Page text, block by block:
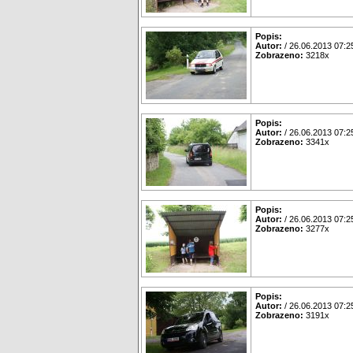
Popis:
Autor: / 26.06.2013
Zobrazeno: 3218x
Popis:
Autor: / 26.06.2013
Zobrazeno: 3341x
Popis:
Autor: / 26.06.2013
Zobrazeno: 3277x
Popis:
Autor: / 26.06.2013
Zobrazeno: 3191x